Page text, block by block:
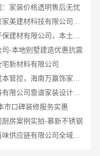
家装价格透明售后无忧
-本地别墅建造优惠抗震
新材料有限公司
苏州本地百年豪庭新材料有限公司靠谱家装设计公司拎包入住
市口碑装修服务实惠
房案例实拍-慕新不锈钢
河南本地低成本河南零百味供应链有限公司全域盈利